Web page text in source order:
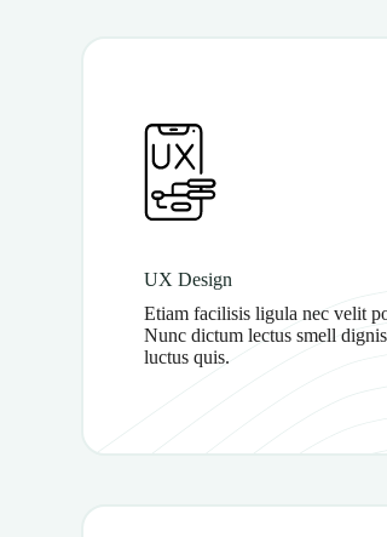
UX Design
Etiam facilisis ligula nec velit
Nunc dictum lectus smell
luctus quis.